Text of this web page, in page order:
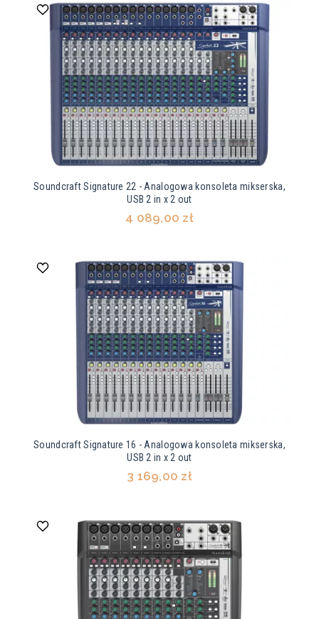
Soundcraft Signature 22 - Analogowa konsoleta mikserska,
USB 2 in x 2 out
4 089,00 zł
Soundcraft Signature 16 - Analogowa konsoleta mikserska,
USB 2 in x 2 out
3 169,00 zł